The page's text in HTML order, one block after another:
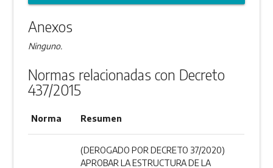
Anexos
Ninguno.
Normas relacionadas con Decreto
437/2015
Norma Resumen
(DEROGADO POR DECRETO 37/2020)
APROBAR LA ESTRUCTURA DE LA